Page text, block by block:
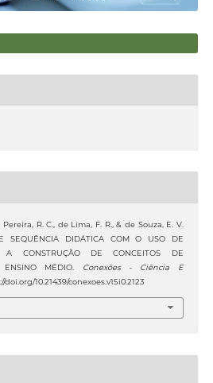
R. C., de Lima, F. R., & de Souza, E. V.
SEQUÊNCIA DIDÁTICA COM O USO DE
A CONSTRUÇÃO DE CONCEITOS DE
ENSINO MÉDIO.
Conexões - Ciência E
doi.org/10.21439/conexoes.v15i0.2123